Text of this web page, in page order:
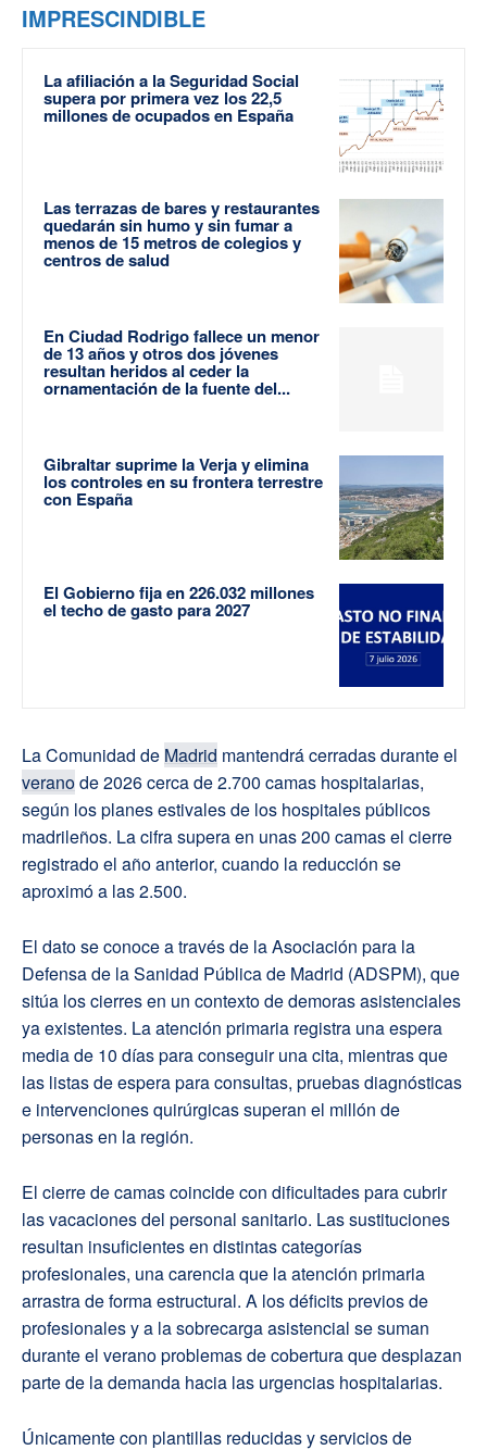
IMPRESCINDIBLE
La afiliación a la Seguridad Social
supera por primera vez los 22,5
millones de ocupados en España
Las terrazas de bares y restaurantes
quedarán sin humo y sin fumar a
menos de 15 metros de colegios y
centros de salud
En Ciudad Rodrigo fallece un menor
de 13 años y otros dos jóvenes
resultan heridos al ceder la
ornamentación de la fuente del...
Gibraltar suprime la Verja y elimina
los controles en su frontera terrestre
con España
El Gobierno fija en 226.032 millones
el techo de gasto para 2027
La Comunidad de Madrid mantendrá cerradas durante el
veranode 2026 cerca de 2.700 camas hospitalarias,
según los planes estivales de los hospitales públicos
madrileños. La cifra supera en unas 200 camas el cierre
registrado el año anterior, cuando la reducción se
aproximó a las 2.500.
El dato se conoce a través de la Asociación para la
Defensa de la Sanidad Pública de Madrid (ADSPM), que
sitúa los cierres en un contexto de demoras asistenciales
ya existentes. La atención primaria registra una espera
media de 10 días para conseguir una cita, mientras que
las listas de espera para consultas, pruebas diagnósticas
e intervenciones quirúrgicas superan el millón de
personas en la región.
El cierre de camas coincide con dificultades para cubrir
las vacaciones del personal sanitario. Las sustituciones
resultan insuficientes en distintas categorías
profesionales, una carencia que la atención primaria
arrastra de forma estructural. A los déficits previos de
profesionales y a la sobrecarga asistencial se suman
durante el verano problemas de cobertura que desplazan
parte de la demanda hacia las urgencias hospitalarias.
Únicamente con plantillas reducidas y servicios de